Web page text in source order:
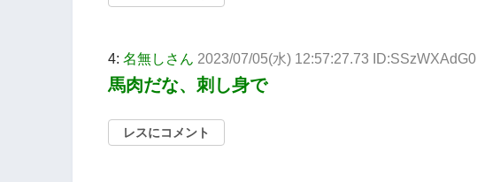
4: 名無しさん 2023/07/05(水) 12:57:27.73 ID:SSzWXAdG0
馬肉だな、刺し身で
レスにコメント